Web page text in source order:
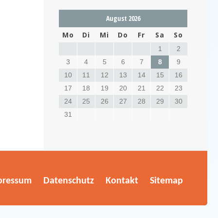
August 2026
Mo
Di Mi Do Fr Sa So
1
2
3
4 5 6 7 8
9
10
11 12 13 14 15
16
17
18 19 20 21 22
23
24
25 26 27 28 29
30
31
Datenschutz Kontakt Sitemap